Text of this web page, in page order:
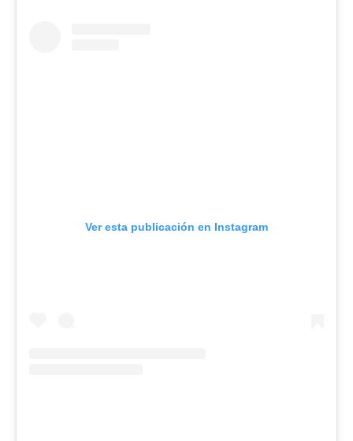
Ver esta publicación en Instagram